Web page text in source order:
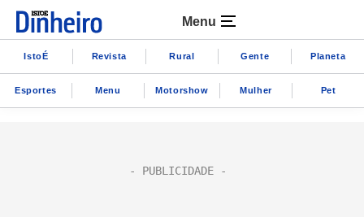
Menu
IstoÉ Revista Rural Gente Planeta
Esportes Menu Motorshow Mulher Pet